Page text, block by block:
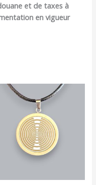
et de taxes à
en vigueur